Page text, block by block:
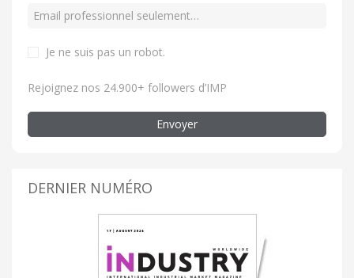
Je ne suis pas un robot.
Rejoignez nos 24.900+ followers d’IMP
Envoyer
DERNIER NUMÉRO